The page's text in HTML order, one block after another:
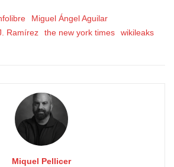
Miguel Ángel Aguilar
Ramírez the new york times wikileaks
Miquel Pellicer